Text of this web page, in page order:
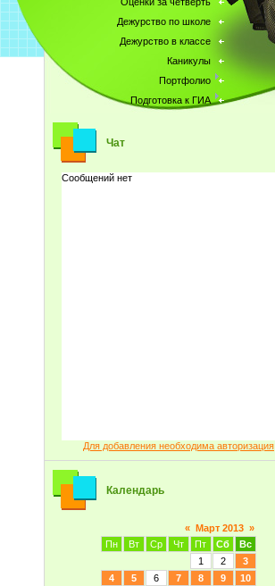
Дежурство по школе
Дежурство в классе
Каникулы
Портфолио
Подготовка к ГИА
Чат
Для добавления необходима авторизация
Календарь
« Март 2013 »
Пн
Вт Ср Чт Пт Сб
Вс
1
2
3
4
5 6 7 8 9
10